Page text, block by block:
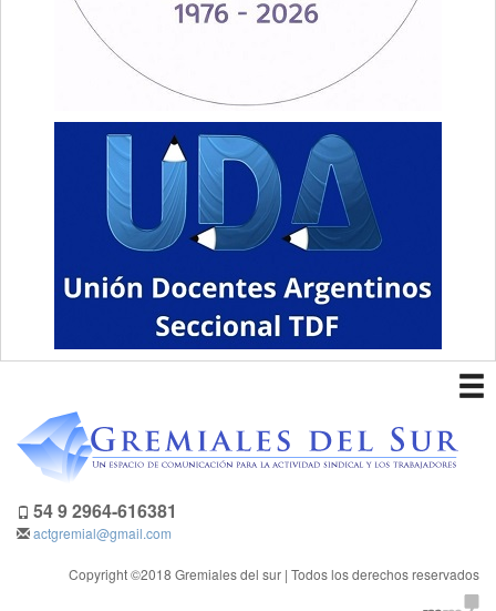
54 9 2964-616381
actgremial@gmail.com
Copyright ©2018 Gremiales del sur | Todos los derechos reservados